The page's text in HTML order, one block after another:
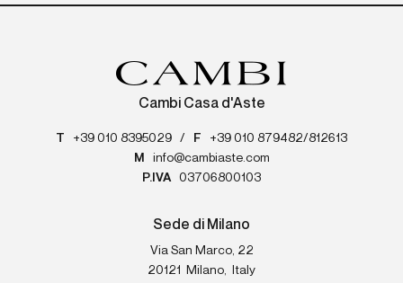
Cambi Casa d'Aste
T +39 010 8395029 / F
+39 010 879482/812613
M
info@cambiaste.com
P.IVA
03706800103
Sede di Milano
Via San Marco, 22
20121
Milano,
Italy